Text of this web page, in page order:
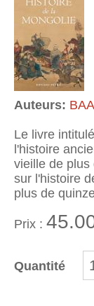
Auteurs:
Le livre intitulé
l'histoire
vieille de plus
sur l'histoire
plus de
Prix :
Quantité